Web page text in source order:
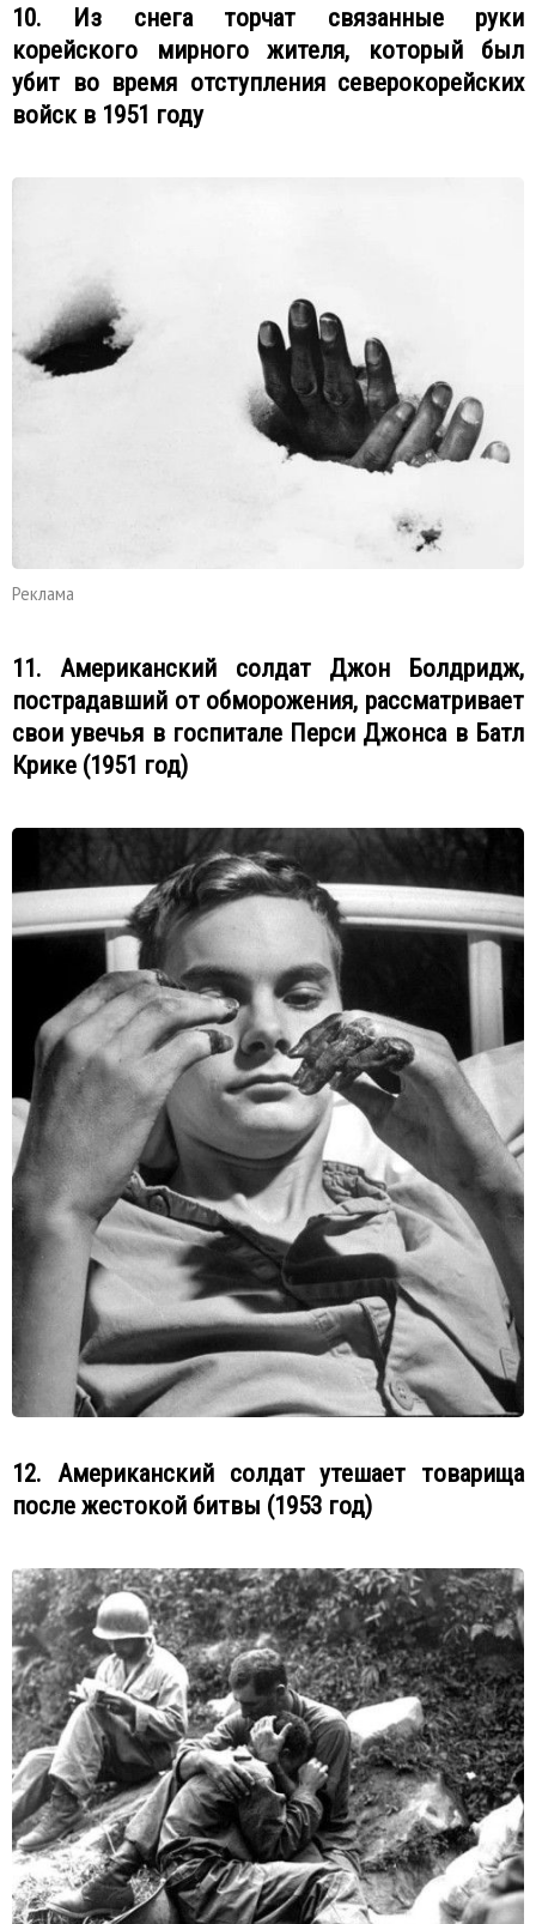
10. Из снега торчат связанные руки
корейского мирного жителя, который был
убит во время отступления северокорейских
войск в 1951 году
Реклама
11. Американский солдат Джон Болдридж,
пострадавший от обморожения, рассматривает
свои увечья в госпитале Перси Джонса в Батл
Крике (1951 год)
12. Американский солдат утешает товарища
после жестокой битвы (1953 год)